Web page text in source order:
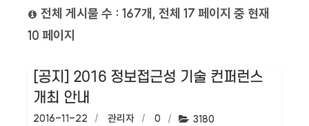
전체 게시물 수 : 167개, 전체 17 페이지 중 현재
10 페이지
[공지] 2016 정보접근성 기술 컨퍼런스
개최 안내
작성일:
2016-11-22 작성자:
관리자 댓글수:
0 조회수:
3180